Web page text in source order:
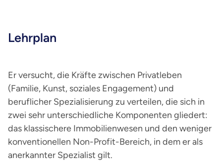
Lehrplan
Er versucht, die Kräfte zwischen Privatleben
(Familie, Kunst, soziales Engagement) und
beruflicher Spezialisierung zu verteilen, die sich in
zwei sehr unterschiedliche Komponenten gliedert:
das klassischere Immobilienwesen und den weniger
konventionellen Non-Profit-Bereich, in dem er als
anerkannter Spezialist gilt.